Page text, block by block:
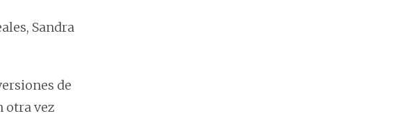
Sandra
de
otra vez